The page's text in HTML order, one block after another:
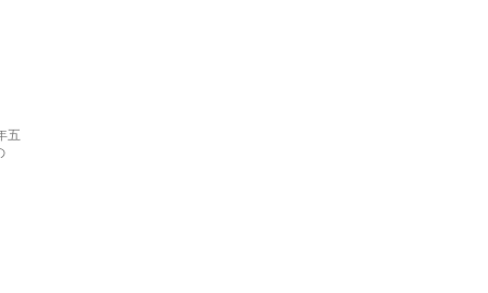
五